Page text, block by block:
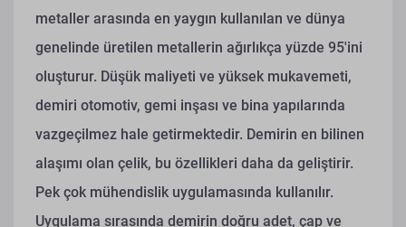
metaller arasında en yaygın kullanılan ve dünya
genelinde üretilen metallerin ağırlıkça yüzde 95'ini
oluşturur. Düşük maliyeti ve yüksek mukavemeti,
demiri otomotiv, gemi inşası ve bina yapılarında
vazgeçilmez hale getirmektedir. Demirin en bilinen
alaşımı olan çelik, bu özellikleri daha da geliştirir.
Pek çok mühendislik uygulamasında kullanılır.
Uygulama sırasında demirin doğru adet, çap ve